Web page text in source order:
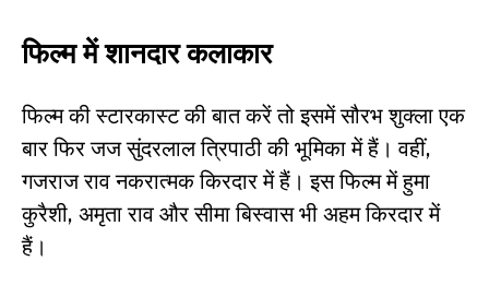
फिल्म में शानदार कलाकार
फिल्म की स्टारकास्ट की बात करें तो इसमें सौरभ शुक्ला एक
बार फिर जज सुंदरलाल त्रिपाठी की भूमिका में हैं। वहीं,
गजराज राव नकरात्मक किरदार में हैं। इस फिल्म में हुमा
कुरैशी, अमृता राव और सीमा बिस्वास भी अहम किरदार में
हैं।